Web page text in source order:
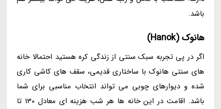
باشد.
هانوک (Hanok)
اگر در پی تجربه سبک سنتی از زندگی کره هستید احتمالا خانه
های سنتی هانوک با ساختاری قدیمی، سقف های کاشی کاری
شده و دیوارهای چوبی می تواند انتخاب مناسبی برای شما
باشد. اقامت در این خانه ها هر شب هزینه ای معادل 130 تا